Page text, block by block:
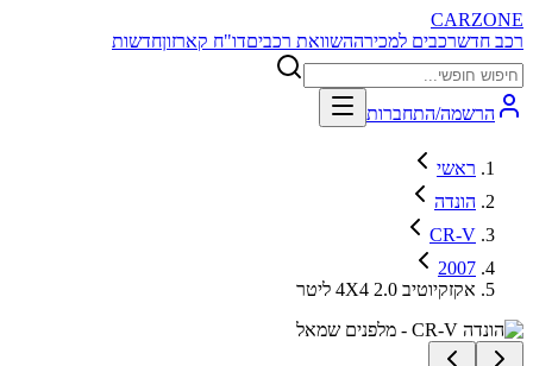
CARZONE
רכב חדשרכבים למכירההשוואת רכביםדו"ח קארזוןחדשות
הרשמה/התחברות
ראשי
הונדה
CR-V
2007
אקזקיוטיב 4X4 2.0 ליטר